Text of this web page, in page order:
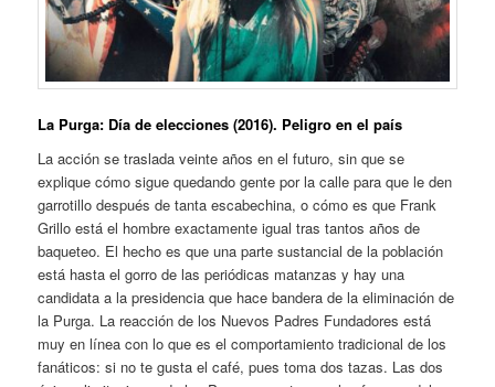
La Purga: Día de elecciones (2016). Peligro en el país
La acción se traslada veinte años en el futuro, sin que se
explique cómo sigue quedando gente por la calle para que le den
garrotillo después de tanta escabechina, o cómo es que Frank
Grillo está el hombre exactamente igual tras tantos años de
baqueteo. El hecho es que una parte sustancial de la población
está hasta el gorro de las periódicas matanzas y hay una
candidata a la presidencia que hace bandera de la eliminación de
la Purga. La reacción de los Nuevos Padres Fundadores está
muy en línea con lo que es el comportamiento tradicional de los
fanáticos: si no te gusta el café, pues toma dos tazas. Las dos